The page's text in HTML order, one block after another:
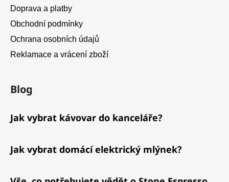
Doprava a platby
Obchodní podmínky
Ochrana osobních údajů
Reklamace a vrácení zboží
Blog
Jak vybrat kávovar do kanceláře?
Jak vybrat domácí elektrický mlýnek?